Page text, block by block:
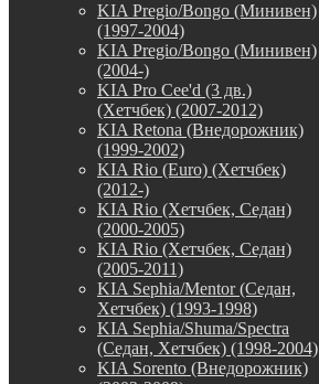
KIA Pregio/Bongo (Минивен)
(1997-2004)
KIA Pregio/Bongo (Минивен)
(2004-)
KIA Pro Cee'd (3 дв.)
(Хетчбек) (2007-2012)
KIA Retona (Внедорожник)
(1999-2002)
KIA Rio (Euro) (Хетчбек)
(2012-)
KIA Rio (Хетчбек, Седан)
(2000-2005)
KIA Rio (Хетчбек, Седан)
(2005-2011)
KIA Sephia/Mentor (Седан,
Хетчбек) (1993-1998)
KIA Sephia/Shuma/Spectra
(Седан, Хетчбек) (1998-2004)
KIA Sorento (Внедорожник)